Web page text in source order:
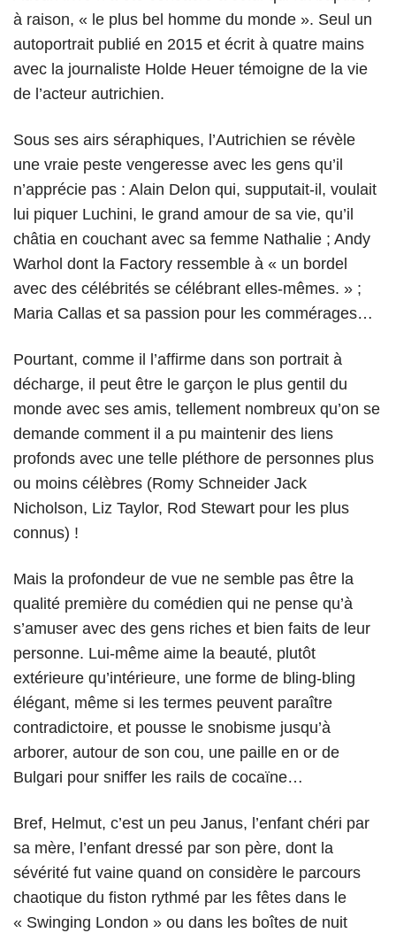
à raison, « le plus bel homme du monde ». Seul un
autoportrait publié en 2015 et écrit à quatre mains
avec la journaliste Holde Heuer témoigne de la vie
de l’acteur autrichien.
Sous ses airs séraphiques, l’Autrichien se révèle
une vraie peste vengeresse avec les gens qu’il
n’apprécie pas : Alain Delon qui, supputait-il, voulait
lui piquer Luchini, le grand amour de sa vie, qu’il
châtia en couchant avec sa femme Nathalie ; Andy
Warhol dont la Factory ressemble à « un bordel
avec des célébrités se célébrant elles-mêmes. » ;
Maria Callas et sa passion pour les commérages…
Pourtant, comme il l’affirme dans son portrait à
décharge, il peut être le garçon le plus gentil du
monde avec ses amis, tellement nombreux qu’on se
demande comment il a pu maintenir des liens
profonds avec une telle pléthore de personnes plus
ou moins célèbres (Romy Schneider Jack
Nicholson, Liz Taylor, Rod Stewart pour les plus
connus) !
Mais la profondeur de vue ne semble pas être la
qualité première du comédien qui ne pense qu’à
s’amuser avec des gens riches et bien faits de leur
personne. Lui-même aime la beauté, plutôt
extérieure qu’intérieure, une forme de bling-bling
élégant, même si les termes peuvent paraître
contradictoire, et pousse le snobisme jusqu’à
arborer, autour de son cou, une paille en or de
Bulgari pour sniffer les rails de cocaïne…
Bref, Helmut, c’est un peu Janus, l’enfant chéri par
sa mère, l’enfant dressé par son père, dont la
sévérité fut vaine quand on considère le parcours
chaotique du fiston rythmé par les fêtes dans le
« Swinging London » ou dans les boîtes de nuit